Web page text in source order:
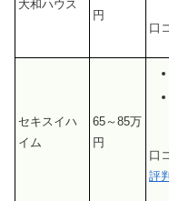
大和ハウス
円
口
セキスイハ
イム
65～85万
円
口
評